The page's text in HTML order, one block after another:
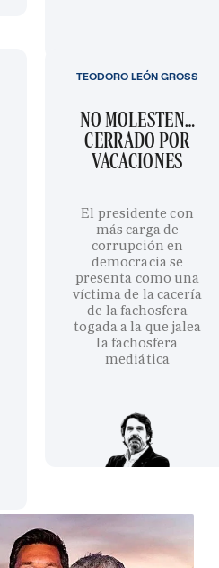
NO MOLESTEN…
CERRADO POR
VACACIONES
El presidente con
más carga de
corrupción en
democracia se
presenta como una
víctima de la cacería
de la fachosfera
togada a la que jalea
la fachosfera
mediática
TEODORO LEÓN GROSS